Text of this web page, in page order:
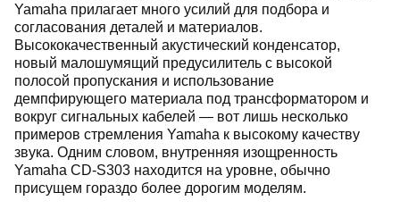
Yamaha прилагает много усилий для подбора и
согласования деталей и материалов.
Высококачественный акустический конденсатор,
новый малошумящий предусилитель с высокой
полосой пропускания и использование
демпфирующего материала под трансформатором и
вокруг сигнальных кабелей — вот лишь несколько
примеров стремления Yamaha к высокому качеству
звука. Одним словом, внутренняя изощренность
Yamaha CD-S303 находится на уровне, обычно
присущем гораздо более дорогим моделям.